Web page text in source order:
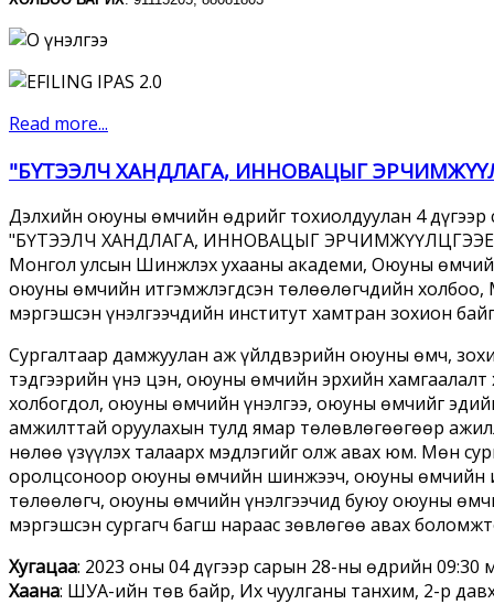
Read more...
"БҮТЭЭЛЧ ХАНДЛАГА, ИННОВАЦЫГ
Дэлхийн оюуны өмчийн өдрийг тохиолдуулан 4
"БҮТЭЭЛЧ ХАНДЛАГА, ИННОВАЦЫГ
Монгол улсын Шинжлэх ухааны академи, Оюуны
оюуны өмчийн итгэмжлэгдсэн төлөөлөгчдийн
мэргэшсэн үнэлгээчдийн институт хамтран зохион
Сургалтаар дамжуулан аж үйлдвэрийн оюуны өмч,
тэдгээрийн үнэ цэн, оюуны өмчийн эрхийн хамгаалалт
холбогдол, оюуны өмчийн үнэлгээ, оюуны өмчийг
амжилттай оруулахын тулд ямар төлөвлөгөөгөөр
нөлөө үзүүлэх талаарх мэдлэгийг олж авах юм. Мөн
оролцсоноор оюуны өмчийн шинжээч, оюуны өмчийн
төлөөлөгч, оюуны өмчийн үнэлгээчид буюу оюуны
мэргэшсэн сургагч багш нараас зөвлөгөө авах
Хугацаа: 2023 оны 04 дүгээр сарын 28-ны өдрийн 09:30
Хаана: ШУА-ийн төв байр, Их чуулганы танхим, 2-р